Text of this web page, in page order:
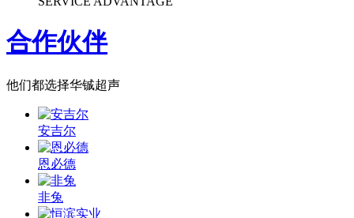
合作伙伴
他们都选择华铖超声
安吉尔
恩必德
非兔